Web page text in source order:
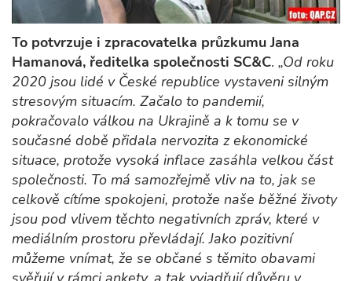
To potvrzuje i zpracovatelka průzkumu Jana
Hamanová, ředitelka společnosti SC&C. „Od roku
2020 jsou lidé v České republice vystaveni silným
stresovým situacím. Začalo to pandemií,
pokračovalo válkou na Ukrajině a k tomu se v
současné době přidala nervozita z ekonomické
situace, protože vysoká inflace zasáhla velkou část
společnosti. To má samozřejmě vliv na to, jak se
celkově cítíme spokojeni, protože naše běžné životy
jsou pod vlivem těchto negativních zpráv, které v
mediálním prostoru převládají. Jako pozitivní
můžeme vnímat, že se občané s těmito obavami